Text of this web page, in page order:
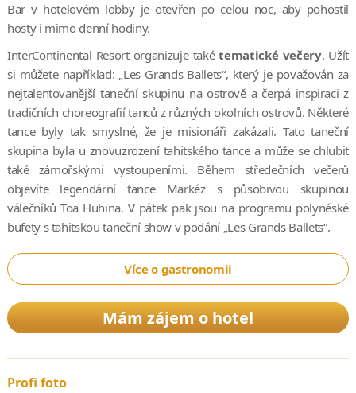
Bar v hotelovém lobby je otevřen po celou noc, aby pohostil
hosty i mimo denní hodiny.
InterContinental Resort organizuje takétematické večery. Užít
si můžete například: „Les Grands Ballets“, který je považován za
nejtalentovanější taneční skupinu na ostrově a čerpá inspiraci z
tradičních choreografií tanců z různých okolních ostrovů. Některé
tance byly tak smyslné, že je misionáři zakázali. Tato taneční
skupina byla u znovuzrození tahitského tance a může se chlubit
také zámořskými vystoupeními. Během středečních večerů
objevíte legendární tance Markéz s působivou skupinou
válečníků Toa Huhina. V pátek pak jsou na programu polynéské
bufety s tahitskou taneční show v podání „Les Grands Ballets“.
Více o gastronomii
Mám zájem o hotel
Profi foto